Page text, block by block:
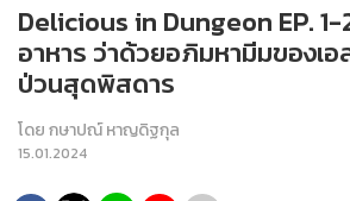
Delicious in Dungeon EP. 1-
อาหาร ว่าด้วยอภิมหามีมของเ
ป่วนสุดพิสดาร
โดยกษาปณ์ หาญดิฐกุล
15.01.2024